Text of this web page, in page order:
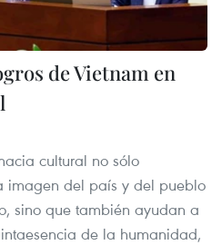
de Vietnam en
cultural no sólo
imagen del país y del pueblo
sino que también ayudan a
de la humanidad,